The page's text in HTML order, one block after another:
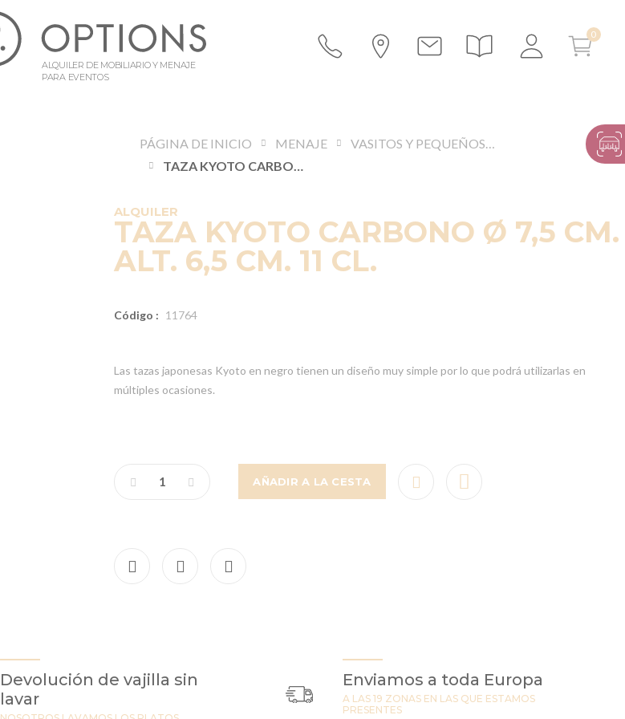
ALQUILER DE MOBILIARIO Y MENAJE
PARA EVENTOS
PÁGINA DE INICIO MENAJE
VASITOS Y PEQUEÑOS RECIPIENTES
TAZA KYOTO CARBONO Ø 7,5 CM. ALT. 6,5 CM. 11 CL.
ALQUILER
TAZA KYOTO CARBONO Ø 7,5 CM.
ALT. 6,5 CM. 11 CL.
Código : 11764
Las tazas japonesas Kyoto en negro tienen un diseño muy simple por lo que podrá utilizarlas en
múltiples ocasiones.
AÑADIR A LA CESTA
Devolución de vajilla sin
lavar
Enviamos a toda Europa
A LAS 19 ZONAS EN LAS QUE ESTAMOS
PRESENTES